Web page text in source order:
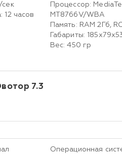
сек
12 часов
Процессор:
MT8766V/WBA
Память: RAM 2Гб,
Габариты:
Вес: 450 гр
7.3
Операционная